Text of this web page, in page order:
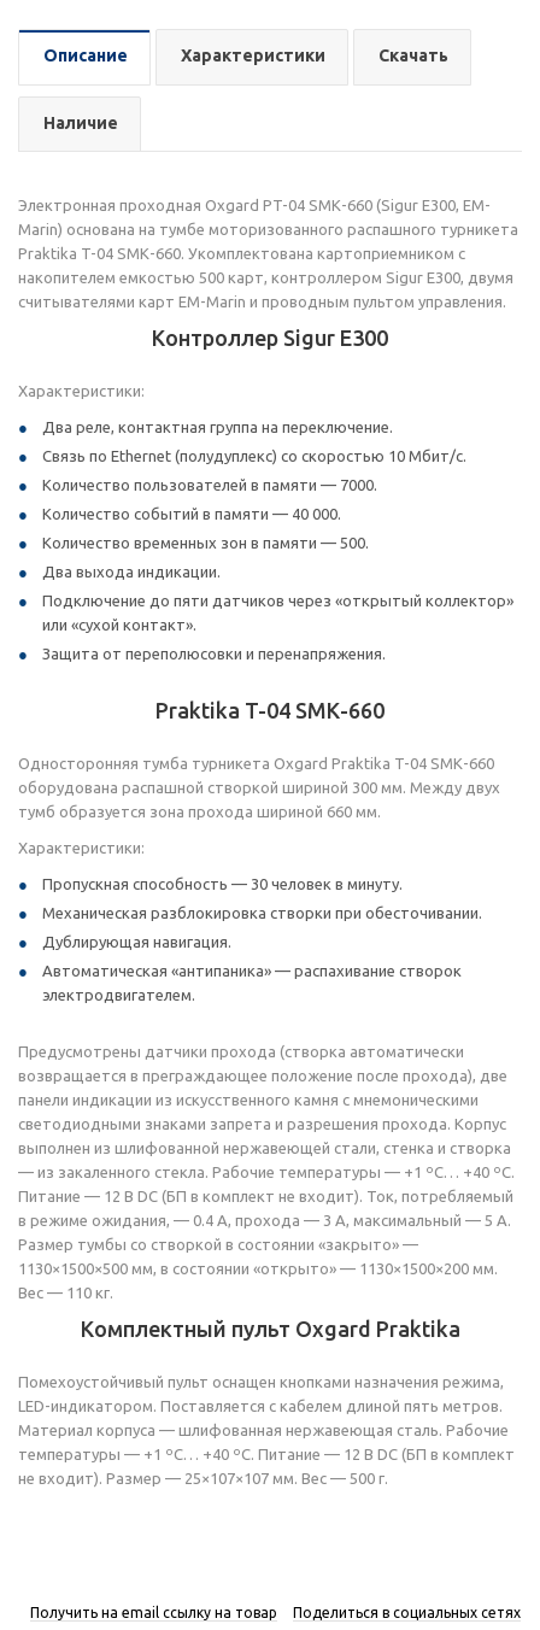
Описание Характеристики Скачать
Наличие
Электронная проходная Oxgard PT-04 SMК-660 (Sigur E300, EM-
Marin) основана на тумбе моторизованного распашного турникета
Praktika T-04 SMК-660. Укомплектована картоприемником с
накопителем емкостью 500 карт, контроллером Sigur E300, двумя
считывателями карт EM-Marin и проводным пультом управления.
Контроллер Sigur E300
Характеристики:
Два реле, контактная группа на переключение.
Связь по Ethernet (полудуплекс) со скоростью 10 Мбит/с.
Количество пользователей в памяти — 7000.
Количество событий в памяти — 40 000.
Количество временных зон в памяти — 500.
Два выхода индикации.
Подключение до пяти датчиков через «открытый коллектор»
или «сухой контакт».
Защита от переполюсовки и перенапряжения.
Praktika T-04 SMК-660
Односторонняя тумба турникета Oxgard Praktika T-04 SMК-660
оборудована распашной створкой шириной 300 мм. Между двух
тумб образуется зона прохода шириной 660 мм.
Характеристики:
Пропускная способность — 30 человек в минуту.
Механическая разблокировка створки при обесточивании.
Дублирующая навигация.
Автоматическая «антипаника» — распахивание створок
электродвигателем.
Предусмотрены датчики прохода (створка автоматически
возвращается в преграждающее положение после прохода), две
панели индикации из искусственного камня с мнемоническими
светодиодными знаками запрета и разрешения прохода. Корпус
выполнен из шлифованной нержавеющей стали, стенка и створка
— из закаленного стекла. Рабочие температуры — +1 ºС… +40 ºС.
Питание — 12 В DC (БП в комплект не входит). Ток, потребляемый
в режиме ожидания, — 0.4 А, прохода — 3 А, максимальный — 5 А.
Размер тумбы со створкой в состоянии «закрыто» —
1130×1500×500 мм, в состоянии «открыто» — 1130×1500×200 мм.
Вес — 110 кг.
Комплектный пульт Oxgard Praktika
Помехоустойчивый пульт оснащен кнопками назначения режима,
LED-индикатором. Поставляется с кабелем длиной пять метров.
Материал корпуса — шлифованная нержавеющая сталь. Рабочие
температуры — +1 ºС… +40 ºС. Питание — 12 В DC (БП в комплект
не входит). Размер — 25×107×107 мм. Вес — 500 г.
Получить на email ссылку на товар Поделиться в социальных сетях